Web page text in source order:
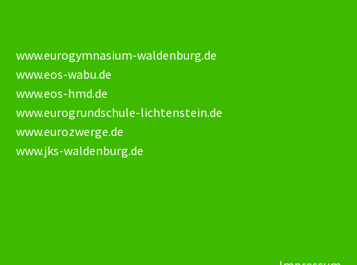
www.eurogymnasium-waldenburg.de
www.eos-wabu.de
www.eos-hmd.de
www.eurogrundschule-lichtenstein.de
www.eurozwerge.de
www.jks-waldenburg.de